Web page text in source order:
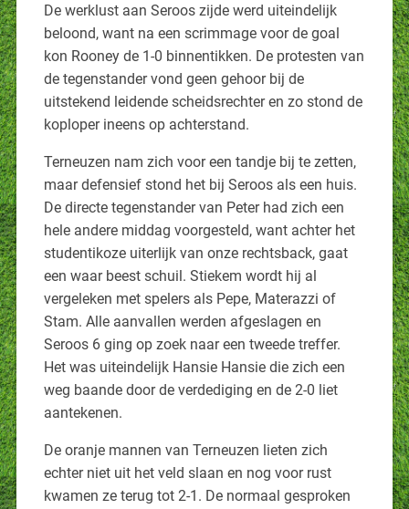
De werklust aan Seroos zijde werd uiteindelijk
beloond, want na een scrimmage voor de goal
kon Rooney de 1-0 binnentikken. De protesten van
de tegenstander vond geen gehoor bij de
uitstekend leidende scheidsrechter en zo stond de
koploper ineens op achterstand.
Terneuzen nam zich voor een tandje bij te zetten,
maar defensief stond het bij Seroos als een huis.
De directe tegenstander van Peter had zich een
hele andere middag voorgesteld, want achter het
studentikoze uiterlijk van onze rechtsback, gaat
een waar beest schuil. Stiekem wordt hij al
vergeleken met spelers als Pepe, Materazzi of
Stam. Alle aanvallen werden afgeslagen en
Seroos 6 ging op zoek naar een tweede treffer.
Het was uiteindelijk Hansie Hansie die zich een
weg baande door de verdediging en de 2-0 liet
aantekenen.
De oranje mannen van Terneuzen lieten zich
echter niet uit het veld slaan en nog voor rust
kwamen ze terug tot 2-1. De normaal gesproken